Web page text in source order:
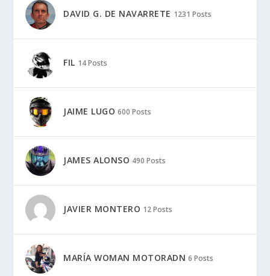
DAVID G. DE NAVARRETE 1231 Posts
FIL 14 Posts
JAIME LUGO 600 Posts
JAMES ALONSO 490 Posts
JAVIER MONTERO 12 Posts
MARÍA WOMAN MOTORADN 6 Posts